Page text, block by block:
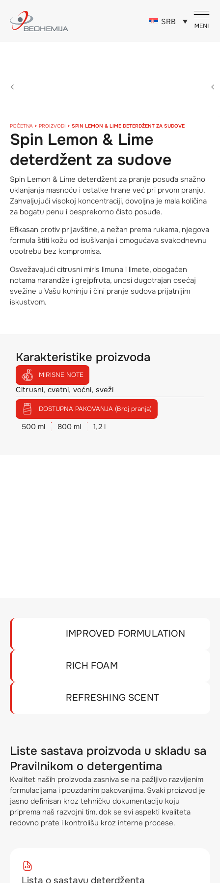
SRB
POČETNA > PROIZVODI > SPIN LEMON & LIME DETERDŽENT ZA SUDOVE
Spin Lemon & Lime
deterdžent za sudove
Spin Lemon & Lime deterdžent za pranje posuđa snažno
uklanjanja masnoću i ostatke hrane već pri prvom pranju.
Zahvaljujući visokoj koncentraciji, dovoljna je mala količina
za bogatu penu i besprekorno čisto posuđe.
Efikasan protiv prljavštine, a nežan prema rukama, njegova
formula štiti kožu od isušivanja i omogućava svakodnevnu
upotrebu bez kompromisa.
Osvežavajući citrusni miris limuna i limete, obogaćen
notama narandže i grejpfruta, unosi dugotrajan osećaj
svežine u Vašu kuhinju i čini pranje sudova prijatnijim
iskustvom.
Karakteristike proizvoda
MIRISNE NOTE
Citrusni, cvetni, voćni, sveži
DOSTUPNA PAKOVANJA (Broj pranja)
500 ml 800 ml 1,2 l
IMPROVED FORMULATION
RICH FOAM
REFRESHING SCENT
Liste sastava proizvoda u skladu sa
Pravilnikom o detergentima
Kvalitet naših proizvoda zasniva se na pažljivo razvijenim
formulacijama i pouzdanim pakovanjima. Svaki proizvod je
jasno definisan kroz tehničku dokumentaciju koju
priprema naš razvojni tim, dok se svi aspekti kvaliteta
redovno prate i kontrolišu kroz interne procese.
Lista o sastavu deterdženta